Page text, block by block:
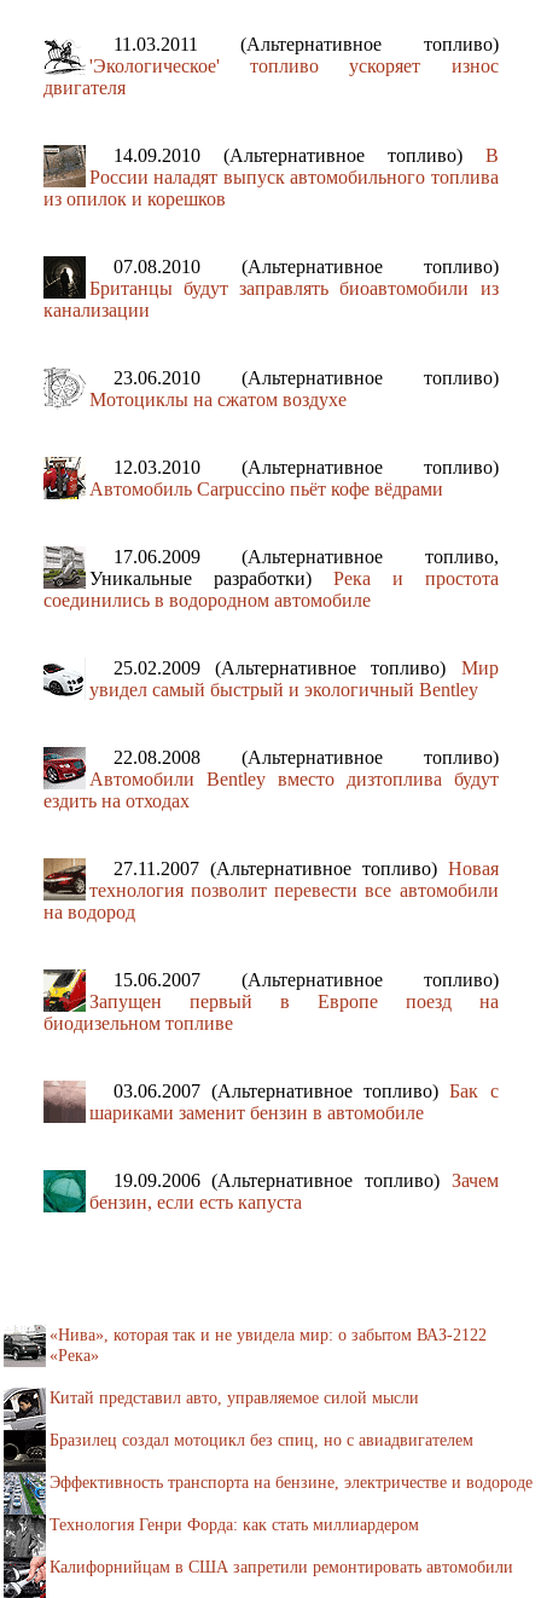
11.03.2011 (Альтернативное топливо)
'Экологическое' топливо ускоряет износ
двигателя
14.09.2010 (Альтернативное топливо) В
России наладят выпуск автомобильного топлива
из опилок и корешков
07.08.2010 (Альтернативное топливо)
Британцы будут заправлять биоавтомобили из
канализации
23.06.2010 (Альтернативное топливо)
Мотоциклы на сжатом воздухе
12.03.2010 (Альтернативное топливо)
Автомобиль Carpuccino пьёт кофе вёдрами
17.06.2009 (Альтернативное топливо,
Уникальные разработки) Река и простота
соединились в водородном автомобиле
25.02.2009 (Альтернативное топливо) Мир
увидел самый быстрый и экологичный Bentley
22.08.2008 (Альтернативное топливо)
Автомобили Bentley вместо дизтоплива будут
ездить на отходах
27.11.2007 (Альтернативное топливо) Новая
технология позволит перевести все автомобили
на водород
15.06.2007 (Альтернативное топливо)
Запущен первый в Европе поезд на
биодизельном топливе
03.06.2007 (Альтернативное топливо)Бак с
шариками заменит бензин в автомобиле
19.09.2006 (Альтернативное топливо) Зачем
бензин, если есть капуста
«Нива», которая так и не увидела мир: о забытом ВАЗ-2122
«Река»
Китай представил авто, управляемое силой мысли
Бразилец создал мотоцикл без спиц, но с авиадвигателем
Эффективность транспорта на бензине, электричестве и водороде
Технология Генри Форда: как стать миллиардером
Калифорнийцам в США запретили ремонтировать автомобили